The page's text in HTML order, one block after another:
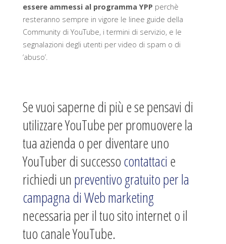
essere ammessi al programma YPP perchè
resteranno sempre in vigore le linee guide della
Community di YouTube, i termini di servizio, e le
segnalazioni degli utenti per video di spam o di
‘abuso’.
Se vuoi saperne di più e se pensavi di
utilizzare YouTube per promuovere la
tua azienda o per diventare uno
YouTuber di successocontattaci e
richiedi un preventivo gratuito per la
campagna di Web marketing
necessaria per il tuo sito internet o il
tuo canale YouTube.